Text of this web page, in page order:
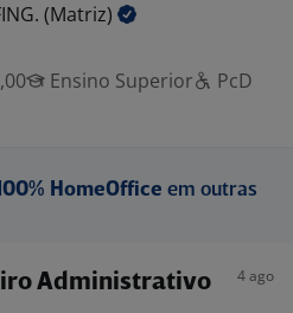
(Matriz)
Ensino Superior
PcD
HomeOffice em outras
Administrativo 4 ago